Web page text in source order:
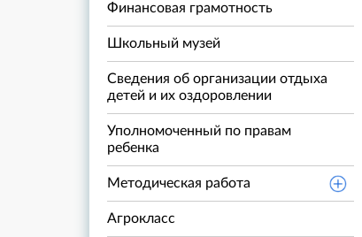
Финансовая грамотность
Школьный музей
Сведения об организации отдыха
детей и их оздоровлении
Уполномоченный по правам
ребенка
Методическая работа
Агрокласс